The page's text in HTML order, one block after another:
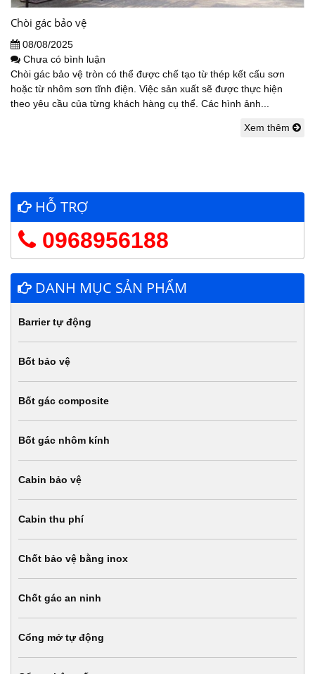
Chòi gác bảo vệ
08/08/2025
Chưa có bình luận
Chòi gác bảo vệ tròn có thể được chế tạo từ thép kết cấu sơn
hoặc từ nhôm sơn tĩnh điện. Việc sản xuất sẽ được thực hiện
theo yêu cầu của từng khách hàng cụ thể. Các hình ảnh...
Xem thêm
HỖ TRỢ
0968956188
DANH MỤC SẢN PHẨM
Barrier tự động
Bốt bảo vệ
Bốt gác composite
Bốt gác nhôm kính
Cabin bảo vệ
Cabin thu phí
Chốt bảo vệ bằng inox
Chốt gác an ninh
Cổng mở tự động